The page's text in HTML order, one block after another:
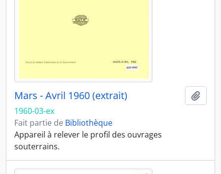
Mars - Avril 1960 (extrait)
1960-03-ex
Fait partie de Bibliothèque
Appareil à relever le profil des ouvrages
souterrains.